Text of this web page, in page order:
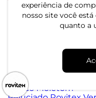
experiência de
nosso site você
quanto a
Blusão Com Capuz
Feminino Em Moletom
R$ 39,99
ou 1x de R$ 39,99 sem juros
-50%